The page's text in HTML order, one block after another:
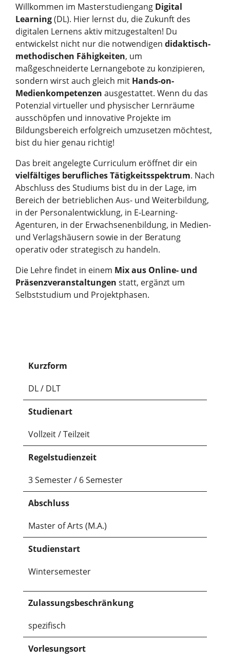
Willkommen im Masterstudiengang Digital
Learning(DL). Hier lernst du, die Zukunft des
digitalen Lernens aktiv mitzugestalten! Du
entwickelst nicht nur die notwendigen didaktisch-
methodischen Fähigkeiten, um
maßgeschneiderte Lernangebote zu konzipieren,
sondern wirst auch gleich mit Hands-on-
Medienkompetenzen ausgestattet. Wenn du das
Potenzial virtueller und physischer Lernräume
ausschöpfen und innovative Projekte im
Bildungsbereich erfolgreich umzusetzen möchtest,
bist du hier genau richtig!
Das breit angelegte Curriculum eröffnet dir ein
vielfältiges berufliches Tätigkeitsspektrum. Nach
Abschluss des Studiums bist du in der Lage, im
Bereich der betrieblichen Aus- und Weiterbildung,
in der Personalentwicklung, in E-Learning-
Agenturen, in der Erwachsenenbildung, in Medien-
und Verlagshäusern sowie in der Beratung
operativ oder strategisch zu handeln.
Die Lehre findet in einem Mix aus Online- und
Präsenzveranstaltungen statt, ergänzt um
Selbststudium und Projektphasen.
Kurzform
DL / DLT
Studienart
Vollzeit / Teilzeit
Regelstudienzeit
3 Semester / 6 Semester
Abschluss
Master of Arts (M.A.)
Studienstart
Wintersemester
Zulassungsbeschränkung
spezifisch
Vorlesungsort